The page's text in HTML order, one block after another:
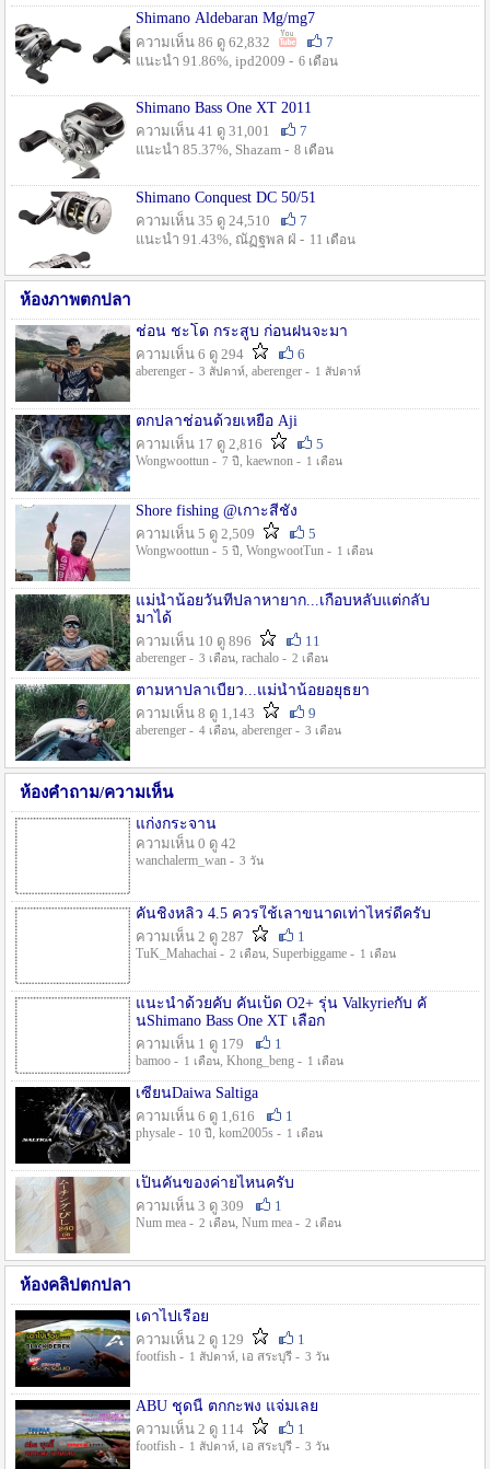
Shimano Aldebaran Mg/mg7
ความเห็น 86 ดู 62,832
7
แนะนำ 91.86%, ipd2009 - 6 เดือน
Shimano Bass One XT 2011
ความเห็น 41 ดู 31,001
7
แนะนำ 85.37%, Shazam - 8 เดือน
Shimano Conquest DC 50/51
ความเห็น 35 ดู 24,510
7
แนะนำ 91.43%, ณัฏฐพล ฝ่ - 11 เดือน
ห้องภาพตกปลา
ช่อน ชะโด กระสูบ ก่อนฝนจะมา
ความเห็น 6 ดู 294
6
aberenger - 3 สัปดาห์, aberenger - 1 สัปดาห์
ตกปลาช่อนด้วยเหยื่อ Aji
ความเห็น 17 ดู 2,816
5
Wongwoottun - 7 ปี , kaewnon - 1 เดือน
Shore fishing @เกาะสีชัง
ความเห็น 5 ดู 2,509
5
Wongwoottun - 5 ปี , WongwootTun - 1 เดือน
แม่น้ำน้อยวันที่ปลาหายาก...เกือบหลับแต่กลับ
มาได้
ความเห็น 10 ดู 896
11
aberenger - 3 เดือน, rachalo - 2 เดือน
ตามหาปลาเบี้ยว...แม่น้ำน้อยอยุธยา
ความเห็น 8 ดู 1,143
9
aberenger - 4 เดือน, aberenger - 3 เดือน
ห้องคำถาม/ความเห็น
แก่งกระจาน
ความเห็น 0 ดู 42
wanchalerm_wan - 3 วัน
คันชิงหลิว 4.5 ควรใช้เลาขนาดเท่าไหร่ดีครับ
ความเห็น 2 ดู 287
1
TuK_Mahachai - 2 เดือน, Superbiggame - 1 เดือน
แนะนำด้วยคับ คันเบ็ด O2+ รุ่น Valkyrieกับ คั
นShimano Bass One XT เลือก
ความเห็น 1 ดู 179
1
bamoo - 1 เดือน, Khong_beng - 1 เดือน
เซียนDaiwa Saltiga
ความเห็น 6 ดู 1,616
1
physale - 10 ปี , kom2005s - 1 เดือน
เป็นคันของค่ายไหนครับ
ความเห็น 3 ดู 309
1
Num mea - 2 เดือน, Num mea - 2 เดือน
ห้องคลิปตกปลา
เดาไปเรื่อย
ความเห็น 2 ดู 129
1
footfish - 1 สัปดาห์, เอ สระบุรี - 3 วัน
ABU ชุดนี้ ตกกะพง แจ่มเลย
ความเห็น 2 ดู 114
1
footfish - 1 สัปดาห์, เอ สระบุรี - 3 วัน